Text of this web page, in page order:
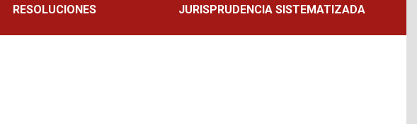
RESOLUCIONES JURISPRUDENCIA SISTEMATIZADA